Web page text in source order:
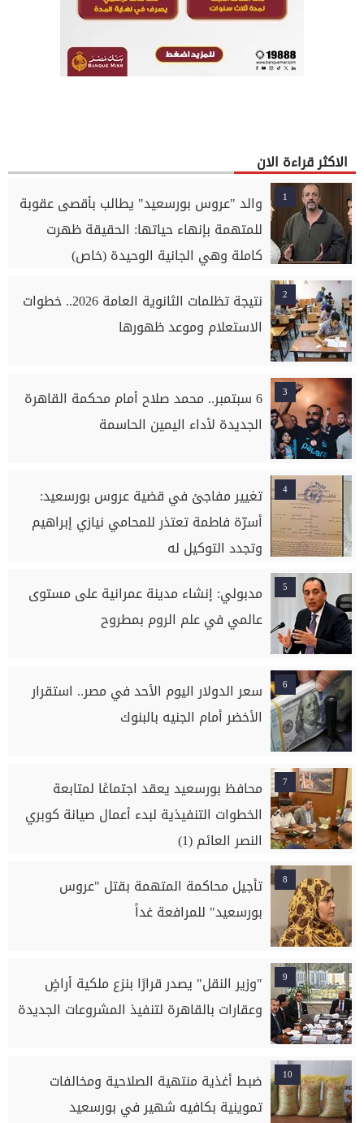
الاكثر قراءة الان
1
والد "عروس بورسعيد" يطالب بأقصى عقوبة
للمتهمة بإنهاء حياتها: الحقيقة ظهرت
كاملة وهي الجانية الوحيدة (خاص)
2
نتيجة تظلمات الثانوية العامة 2026.. خطوات
الاستعلام وموعد ظهورها
3
6 سبتمبر.. محمد صلاح أمام محكمة القاهرة
الجديدة لأداء اليمين الحاسمة
4
تغيير مفاجئ في قضية عروس بورسعيد:
أسرّة فاطمة تعتذر للمحامي نيازي إبراهيم
وتجدد التوكيل له
5
مدبولي: إنشاء مدينة عمرانية على مستوى
عالمي في علم الروم بمطروح
6
سعر الدولار اليوم الأحد في مصر.. استقرار
الأخضر أمام الجنيه بالبنوك
7
محافظ بورسعيد يعقد اجتماعًا لمتابعة
الخطوات التنفيذية لبدء أعمال صيانة كوبري
النصر العائم (1)
8
تأجيل محاكمة المتهمة بقتل "عروس
بورسعيد" للمرافعة غداً
9
"وزير النقل" يصدر قرارًا بنزع ملكية أراضٍ
وعقارات بالقاهرة لتنفيذ المشروعات الجديدة
10
ضبط أغذية منتهية الصلاحية ومخالفات
تموينية بكافيه شهير في بورسعيد